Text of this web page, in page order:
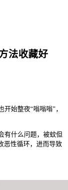
法收藏好
开始整夜“嗡嗡嗡”，
有什么问题，被蚊但
恶性循环，进而导致